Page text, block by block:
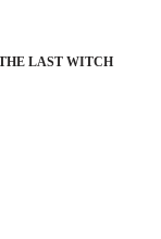
LAST WITCH